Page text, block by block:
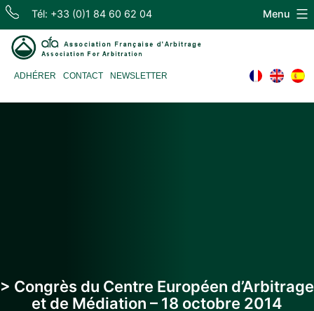
Skip
content
Tél: +33 (0)1 84 60 62 04
d'Arbitrage
ADHÉRER CONTACT NEWSLETTER
Menu
> Congrès du Centre Européen d’Arbitrage
et de Médiation – 18 octobre 2014